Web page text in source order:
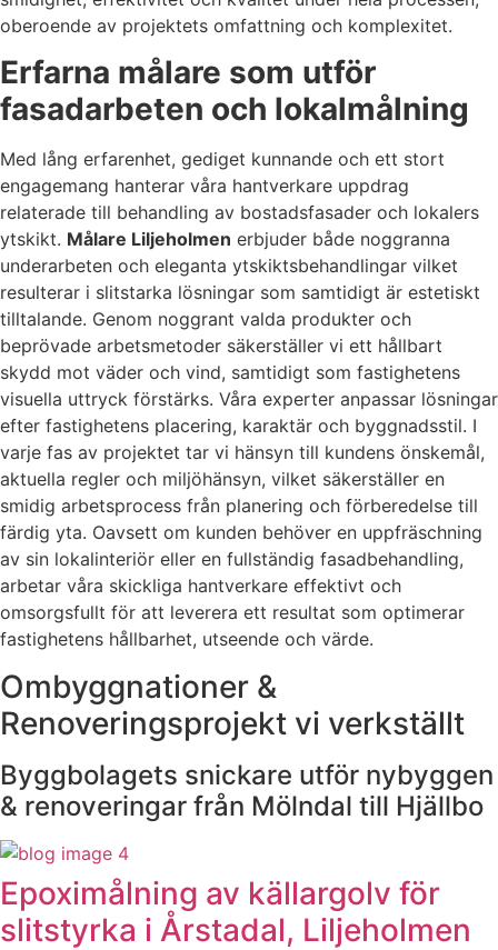
oberoende av projektets omfattning och komplexitet.
Erfarna målare som utför
fasadarbeten och lokalmålning
Med lång erfarenhet, gediget kunnande och ett stort
engagemang hanterar våra hantverkare uppdrag
relaterade till behandling av bostadsfasader och lokalers
ytskikt. Målare Liljeholmen erbjuder både noggranna
underarbeten och eleganta ytskiktsbehandlingar vilket
resulterar i slitstarka lösningar som samtidigt är estetiskt
tilltalande. Genom noggrant valda produkter och
beprövade arbetsmetoder säkerställer vi ett hållbart
skydd mot väder och vind, samtidigt som fastighetens
visuella uttryck förstärks. Våra experter anpassar lösningar
efter fastighetens placering, karaktär och byggnadsstil. I
varje fas av projektet tar vi hänsyn till kundens önskemål,
aktuella regler och miljöhänsyn, vilket säkerställer en
smidig arbetsprocess från planering och förberedelse till
färdig yta. Oavsett om kunden behöver en uppfräschning
av sin lokalinteriör eller en fullständig fasadbehandling,
arbetar våra skickliga hantverkare effektivt och
omsorgsfullt för att leverera ett resultat som optimerar
fastighetens hållbarhet, utseende och värde.
Ombyggnationer &
Renoveringsprojekt vi verkställt
Byggbolagets snickare utför nybyggen
& renoveringar från Mölndal till Hjällbo
Epoximålning av källargolv för
slitstyrka i Årstadal, Liljeholmen